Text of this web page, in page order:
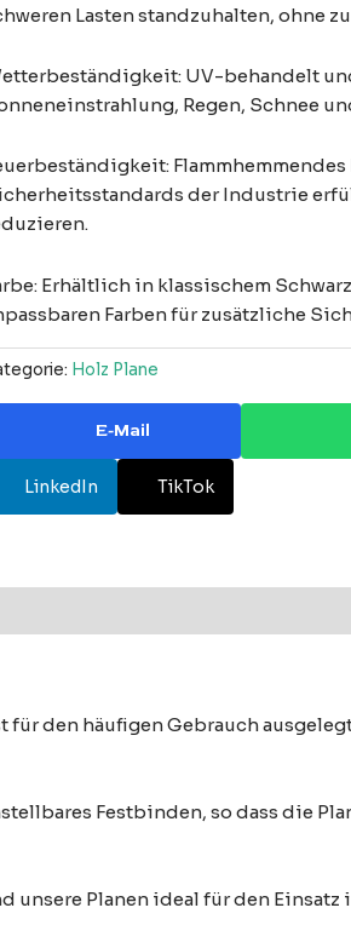
Lasten standzuhalten, ohne
UV-behandelt
Regen, Schnee
der Industrie
Erhältlich in klassischem
Farben für zusätzliche
Holz Plane
E-Mail
LinkedIn TikTok
den häufigen Gebrauch
Festbinden, so dass die
Planen ideal für den Einsatz